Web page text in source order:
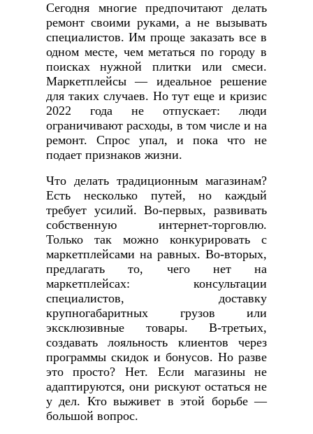
Сегодня многие предпочитают делать
ремонт своими руками, а не вызывать
специалистов. Им проще заказать все в
одном месте, чем метаться по городу в
поисках нужной плитки или смеси.
Маркетплейсы — идеальное решение
для таких случаев. Но тут еще и кризис
2022 года не отпускает: люди
ограничивают расходы, в том числе и на
ремонт. Спрос упал, и пока что не
подает признаков жизни.
Что делать традиционным магазинам?
Есть несколько путей, но каждый
требует усилий. Во-первых, развивать
собственную интернет-торговлю.
Только так можно конкурировать с
маркетплейсами на равных. Во-вторых,
предлагать то, чего нет на
маркетплейсах: консультации
специалистов, доставку
крупногабаритных грузов или
эксклюзивные товары. В-третьих,
создавать лояльность клиентов через
программы скидок и бонусов. Но разве
это просто? Нет. Если магазины не
адаптируются, они рискуют остаться не
у дел. Кто выживет в этой борьбе —
большой вопрос.